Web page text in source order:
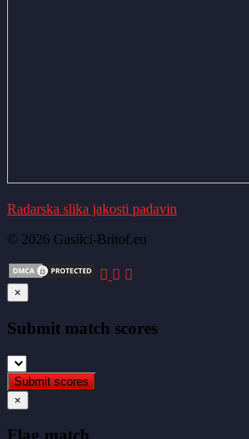
Radarska slika jakosti padavin
© 2026 Gasilci-Britof.eu
×
Submit match scores
×